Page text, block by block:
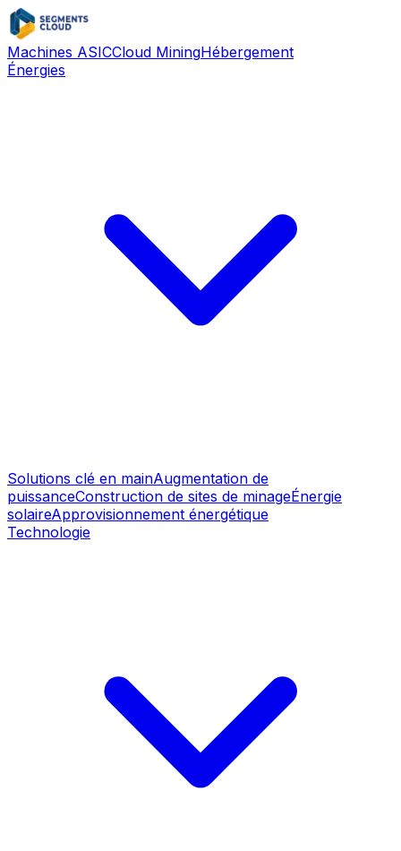
Machines ASICCloud MiningHébergement
Énergies
Solutions clé en mainAugmentation de
puissanceConstruction de sites de minageÉnergie
solaireApprovisionnement énergétique
Technologie